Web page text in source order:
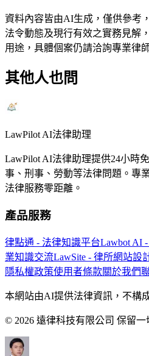
資料內容皆由AI生成，僅供參考
法令動態及現行有效之實務見解
用途，具體個案仍請洽詢專業律
其他人也問
LawPilot AI法律助理
LawPilot AI法律助理提供24小時
事、刑事、勞動等法律問題。專
法律服務零距離。
產品服務
律點通 - 法律知識平台Lawbot AI
業知識交流LawSite - 律所網站設
隱私權政策使用者條款關於我們
本網站由AI提供法律資訊，不構
© 2026 遠律科技有限公司 保留一